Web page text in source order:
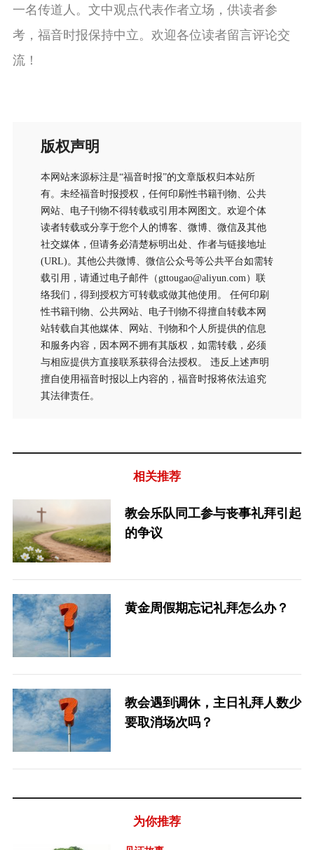
一名传道人。文中观点代表作者立场，供读者参
考，福音时报保持中立。欢迎各位读者留言评论交
流！
版权声明
本网站来源标注是“福音时报”的文章版权归本站所
有。未经福音时报授权，任何印刷性书籍刊物、公共
网站、电子刊物不得转载或引用本网图文。欢迎个体
读者转载或分享于您个人的博客、微博、微信及其他
社交媒体，但请务必清楚标明出处、作者与链接地址
(URL)。其他公共微博、微信公众号等公共平台如需转
载引用，请通过电子邮件（gttougao@aliyun.com）联
络我们，得到授权方可转载或做其他使用。 任何印刷
性书籍刊物、公共网站、电子刊物不得擅自转载本网
站转载自其他媒体、网站、刊物和个人所提供的信息
和服务内容，因本网不拥有其版权，如需转载，必须
与相应提供方直接联系获得合法授权。 违反上述声明
擅自使用福音时报以上内容的，福音时报将依法追究
其法律责任。
相关推荐
教会乐队同工参与丧事礼拜引起
的争议
黄金周假期忘记礼拜怎么办？
教会遇到调休，主日礼拜人数少
要取消场次吗？
为你推荐